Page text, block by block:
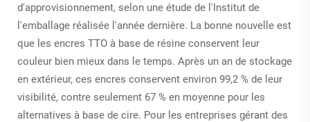
d'approvisionnement, selon une étude de l'Institut de
l'emballage réalisée l'année dernière. La bonne nouvelle est
que les encres TTO à base de résine conservent leur
couleur bien mieux dans le temps. Après un an de stockage
en extérieur, ces encres conservent environ 99,2 % de leur
visibilité, contre seulement 67 % en moyenne pour les
alternatives à base de cire. Pour les entreprises gérant des